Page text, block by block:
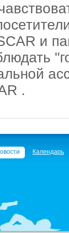
и
.
Календарь